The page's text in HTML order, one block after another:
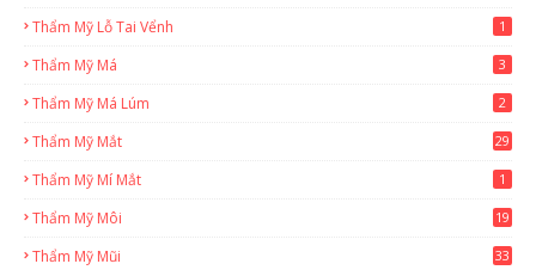
Thẩm Mỹ Lỗ Tai Vểnh 1
Thẩm Mỹ Má 3
Thẩm Mỹ Má Lúm 2
Thẩm Mỹ Mắt 29
Thẩm Mỹ Mí Mắt 1
Thẩm Mỹ Môi 19
Thẩm Mỹ Mũi 33